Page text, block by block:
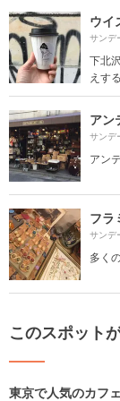
ウイ
サンデ
下北
えす
アン
サンデ
アン
フラ
サンデ
多く
このスポット
東京で人気のカフ